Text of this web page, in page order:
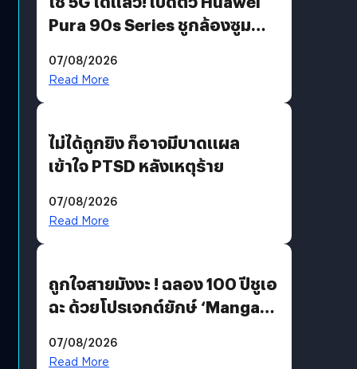
Pura 90s Series ชูกล้องซูม
07/08/2026
Read More
ไม่ได้ถูกยิง ก็อาจมีบาดแผล
เข้าใจ PTSD หลังเหตุร้าย
07/08/2026
Read More
ถูกใจสายมังงะ ! ฉลอง 100 ปีชูเอ
ฉะ ด้วยโปรเจกต์ยักษ์ ‘Manga
มีภาษาไทยด้วย
07/08/2026
Read More